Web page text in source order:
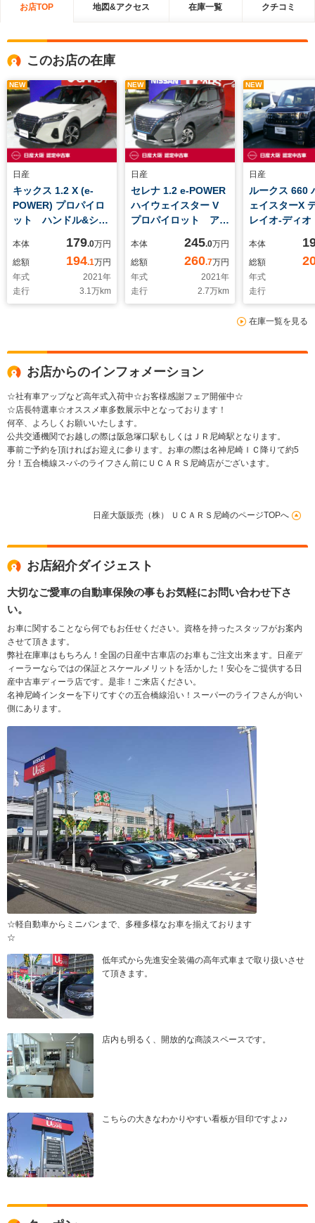
お店TOP 地図&アクセス 在庫一覧 クチコミ
このお店の在庫
NEW
日産
キックス 1.2 X (e-
POWER) プロパイロ
ット ハンドル&シー
ドビューモニター ナ
ビ連動前後ドラレコ
大画面ナビ DVD・
CD再生 Bluetooth
オーディオ フルセグ
本体 179.0万円
総額
194.1万円
年式
2021年
走行
3.1万km
NEW
日産
セレナ 1.2 e-POWER
ハイウェイスター V
プロパイロット アラ
ー ハンズフリー両側
オートスライドドア
ナビ連動前後ドラレ
コ 大画面ナビ 後席
エアコン ブルーレ
Bluetoothオーディオ
本体 245.0万円
総額
260.7万円
年式
2021年
走行
2.7万km
NEW
日産
ルークス 660
ェイスターX
レイオ-ディ
ア LEDライ
イブレコ-ダ-
モニタ- 展示
車 名神豊中
本体
総額
年式
走行
在庫一覧を見る
お店からのインフォメーション
☆社有車アップなど高年式入荷中☆お客様感謝フェア開催中☆
☆店長特選車☆オススメ車多数展示中となっております！
何卒、よろしくお願いいたします。
公共交通機関でお越しの際は阪急塚口駅もしくはＪＲ尼崎駅となります。
事前ご予約を頂ければお迎えに参ります。お車の際は名神尼崎ＩＣ降りて約5
分！五合橋線ス-パ-のライフさん前にＵＣＡＲＳ尼崎店がございます。
日産大阪販売（株） ＵＣＡＲＳ尼崎のページTOPへ
お店紹介ダイジェスト
大切なご愛車の自動車保険の事もお気軽にお問い合わせ下さ
い。
お車に関することなら何でもお任せください。資格を持ったスタッフがお案内
させて頂きます。
弊社在庫車はもちろん！全国の日産中古車店のお車もご注文出来ます。日産デ
ィーラーならではの保証とスケールメリットを活かした！安心をご提供する日
産中古車ディーラ店です。是非！ご来店ください。
名神尼崎インターを下りてすぐの五合橋線沿い！スーパーのライフさんが向い
側にあります。
☆軽自動車からミニバンまで、多種多様なお車を揃えております
☆
低年式から先進安全装備の高年式車まで取り扱いさせ
て頂きます。
店内も明るく、開放的な商談スペースです。
こちらの大きなわかりやすい看板が目印ですよ♪♪